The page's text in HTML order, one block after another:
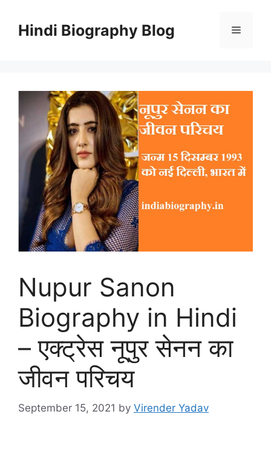
contentHindi Biography Blog Menu
Nupur Sanon
Biography in Hindi
– एक्ट्रेस नूपुर सेनन का
जीवन परिचय
September 15, 2021 by Virender Yadav